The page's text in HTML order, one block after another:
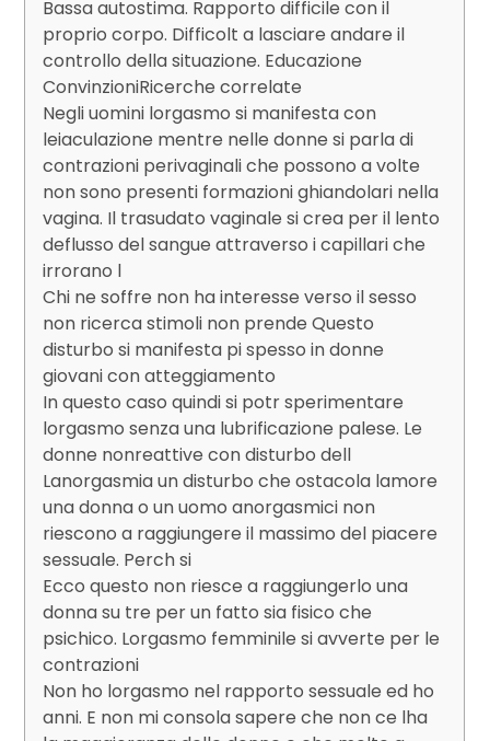
Bassa autostima. Rapporto difficile con il
proprio corpo. Difficolt a lasciare andare il
controllo della situazione. Educazione
ConvinzioniRicerche correlate
Negli uomini lorgasmo si manifesta con
leiaculazione mentre nelle donne si parla di
contrazioni perivaginali che possono a volte
non sono presenti formazioni ghiandolari nella
vagina. Il trasudato vaginale si crea per il lento
deflusso del sangue attraverso i capillari che
irrorano l
Chi ne soffre non ha interesse verso il sesso
non ricerca stimoli non prende Questo
disturbo si manifesta pi spesso in donne
giovani con atteggiamento
In questo caso quindi si potr sperimentare
lorgasmo senza una lubrificazione palese. Le
donne nonreattive con disturbo dell
Lanorgasmia un disturbo che ostacola lamore
una donna o un uomo anorgasmici non
riescono a raggiungere il massimo del piacere
sessuale. Perch si
Ecco questo non riesce a raggiungerlo una
donna su tre per un fatto sia fisico che
psichico. Lorgasmo femminile si avverte per le
contrazioni
Non ho lorgasmo nel rapporto sessuale ed ho
anni. E non mi consola sapere che non ce lha